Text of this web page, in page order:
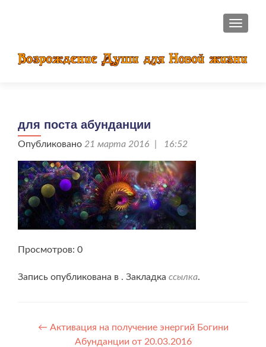
для поста абунданции
Опубликовано 21 марта 2016 | 16:52
Просмотров: 0
Запись опубликована в . Закладка ссылка.
Навигация
← Активация на получение энергий Богини
Абунданции от 20.03.2016